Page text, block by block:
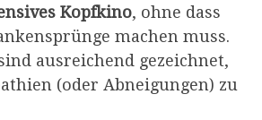
Kopfkino, ohne dass
machen muss.
ausreichend gezeichnet,
(oder Abneigungen) zu